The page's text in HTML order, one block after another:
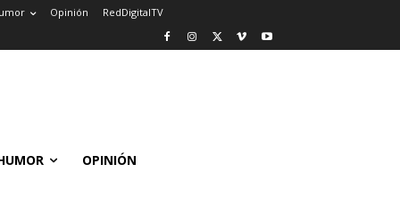
Opinión RedDigitalTV
OPINIÓN